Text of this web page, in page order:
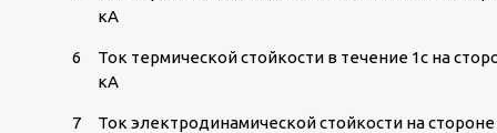
кА
6
Ток термической стойкости в течение 1с на
кА
7 Ток электродинамической стойкости на